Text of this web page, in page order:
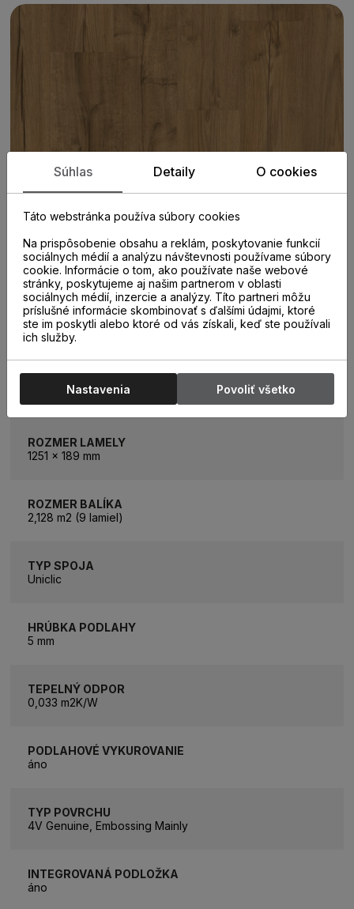
PARAMETRE
Vinylová podlaha
ROZMER LAMELY
1251 x 189 mm
ROZMER BALÍKA
2,128 m2 (9 lamiel)
TYP SPOJA
Uniclic
HRÚBKA PODLAHY
5 mm
TEPELNÝ ODPOR
0,033 m2K/W
PODLAHOVÉ VYKUROVANIE
áno
TYP POVRCHU
4V Genuine, Embossing Mainly
INTEGROVANÁ PODLOŽKA
áno
Súhlas Detaily O cookies
Táto webstránka používa súbory cookies
Na prispôsobenie obsahu a reklám, poskytovanie funkcií
sociálnych médií a analýzu návštevnosti používame súbory
cookie. Informácie o tom, ako používate naše webové
stránky, poskytujeme aj našim partnerom v oblasti
sociálnych médií, inzercie a analýzy. Títo partneri môžu
príslušné informácie skombinovať s ďalšími údajmi, ktoré
ste im poskytli alebo ktoré od vás získali, keď ste používali
ich služby.
Nastavenia Povoliť všetko